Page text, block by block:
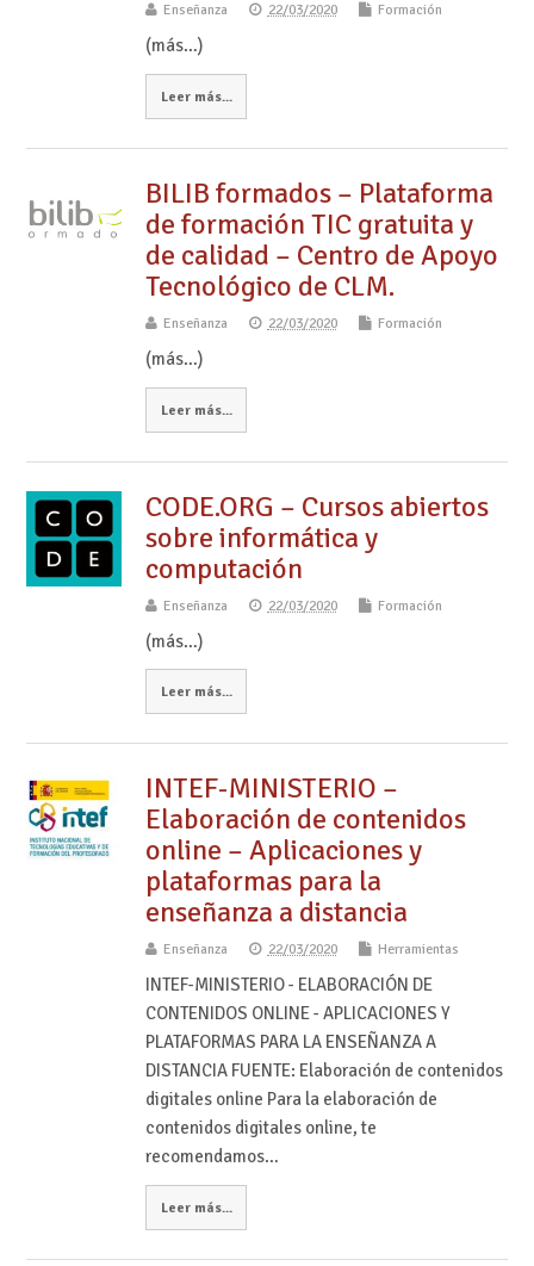
Enseñanza 22/03/2020 Formación
(más…)
Leer más...
BILIB formados – Plataforma
de formación TIC gratuita y
de calidad – Centro de Apoyo
Tecnológico de CLM.
Enseñanza 22/03/2020 Formación
(más…)
Leer más...
CODE.ORG – Cursos abiertos
sobre informática y
computación
Enseñanza 22/03/2020 Formación
(más…)
Leer más...
INTEF-MINISTERIO –
Elaboración de contenidos
online – Aplicaciones y
plataformas para la
enseñanza a distancia
Enseñanza 22/03/2020 Herramientas
INTEF-MINISTERIO - ELABORACIÓN DE
CONTENIDOS ONLINE - APLICACIONES Y
PLATAFORMAS PARA LA ENSEÑANZA A
DISTANCIA FUENTE: Elaboración de contenidos
digitales online Para la elaboración de
contenidos digitales online, te
recomendamos…
Leer más...